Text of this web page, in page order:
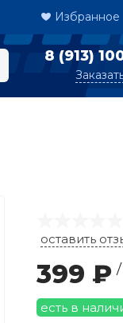
Избранное
8 (913)
оставить
399 ₽
есть в